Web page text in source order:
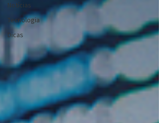
Notícias
Tecnologia
Dicas